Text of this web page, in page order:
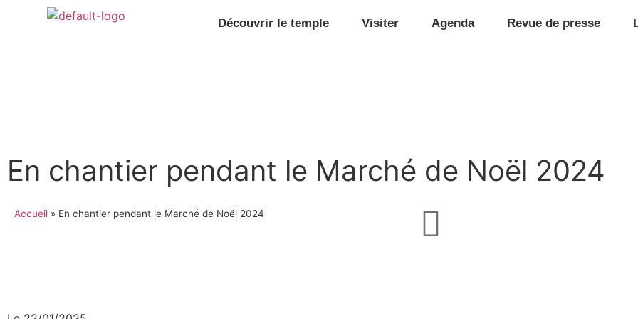
Découvrir le temple Visiter Agenda Revue de presse
En chantier pendant le Marché de Noël 2024
Accueil » En chantier pendant le Marché de Noël 2024